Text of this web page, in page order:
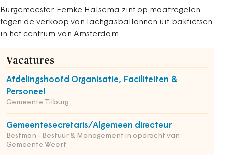
Burgemeester Femke Halsema zint op maatregelen
tegen de verkoop van lachgasballonnen uit bakfietsen
in het centrum van Amsterdam.
Vacatures
Afdelingshoofd Organisatie, Faciliteiten &
Personeel
Gemeente Tilburg
Gemeentesecretaris/Algemeen directeur
Bestman - Bestuur & Management in opdracht van
Gemeente Weert